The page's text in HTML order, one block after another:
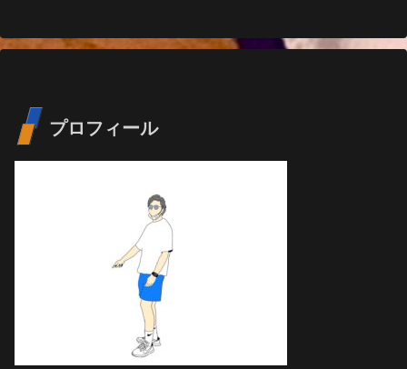
プロフィール